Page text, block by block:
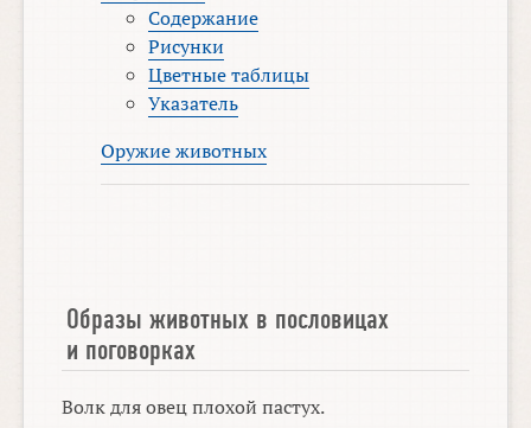
Содержание
Рисунки
Цветные таблицы
Указатель
Оружие животных
Образы животных в пословицах
и поговорках
Волк для овец плохой пастух.